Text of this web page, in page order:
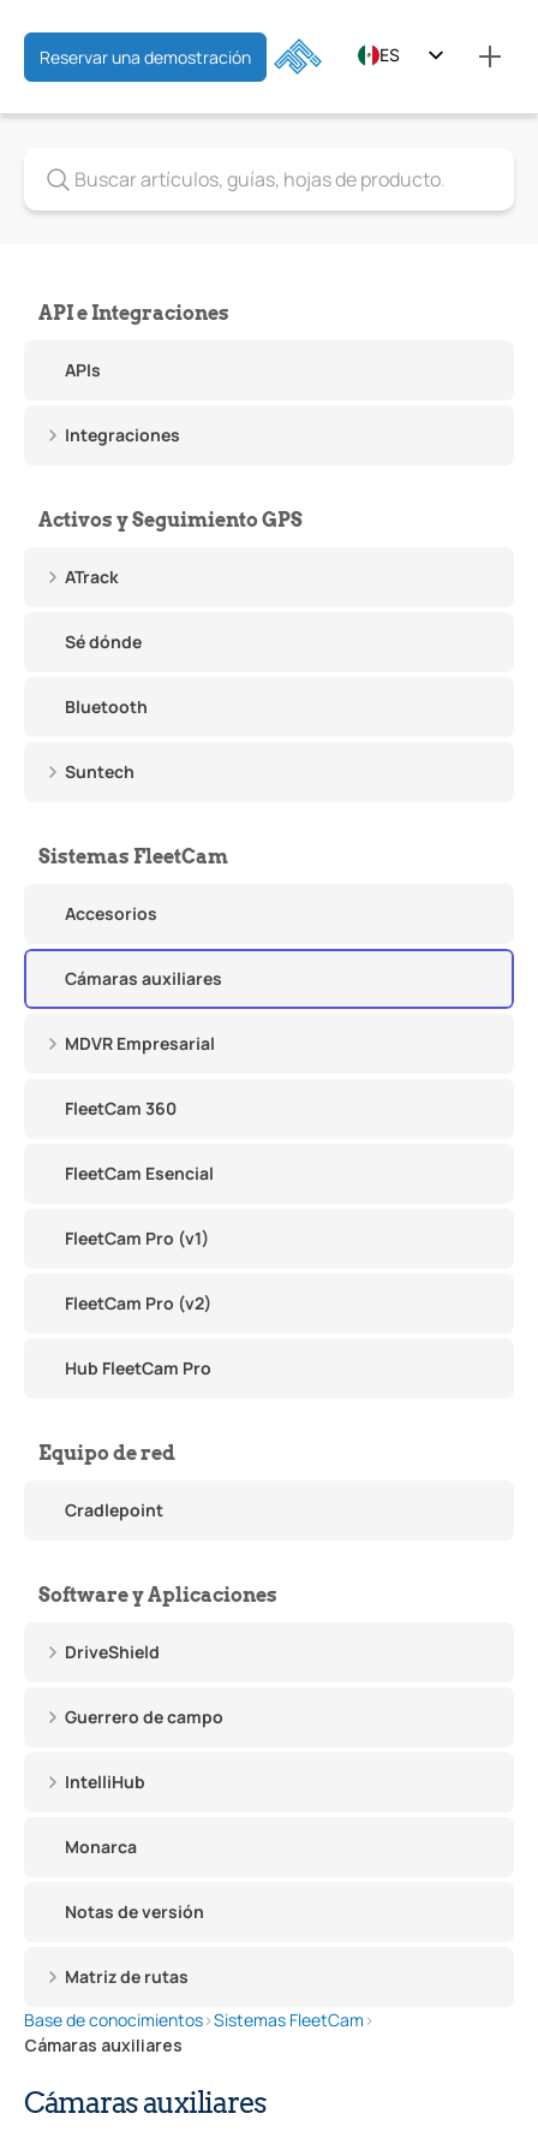
Reservar una demostración ES
API e Integraciones
APIs
Integraciones
Activos y Seguimiento GPS
ATrack
Sé dónde
Bluetooth
Suntech
Sistemas FleetCam
Accesorios
Cámaras auxiliares
MDVR Empresarial
FleetCam 360
FleetCam Esencial
FleetCam Pro (v1)
FleetCam Pro (v2)
Hub FleetCam Pro
Equipo de red
Cradlepoint
Software y Aplicaciones
DriveShield
Guerrero de campo
IntelliHub
Monarca
Notas de versión
Matriz de rutas
Base de conocimientos›Sistemas FleetCam ›
Cámaras auxiliares
Cámaras auxiliares